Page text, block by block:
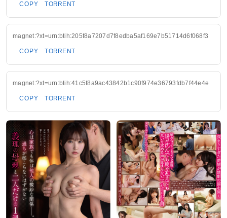
COPY TORRENT
magnet:?xt=urn:btih:205f8a7207d7f8edba5af169e7b51714d6f068f3
COPY TORRENT
magnet:?xt=urn:btih:41c5f8a9ac43842b1c90f974e36793fdb7f44e4e
COPY TORRENT